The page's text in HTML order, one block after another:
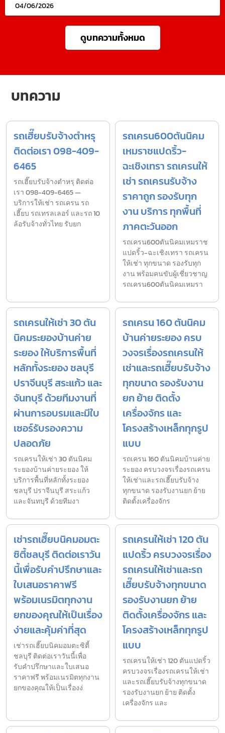
04/06/2026
ดูบทความทั้งหมด
บทความ
รถเฮี๊ยบรับจ้างตำหรุ
ติดต่อเรา 098-409-
6465
รถเฮี๊ยบรับจ้างตำหรุ ติดต่อ
เรา 098-409-6465 —
บริการให้เช่า รถเครน รถ
เฮี๊ยบ รถเทรลเลอร์ และรถ 10
ล้อรับจ้างทั่วไทย รับยก
รถเครน600ตันนิคม
เหมราชแปดริ้ว-
ฉะเชิงเทรา รถเครนให้
เช่า รถเครนรับจ้าง
ราคาถูก รองรับทุก
งาน บริการ ทุกพื้นที่
ภาคตะวันออก
รถเครน600ตันนิคมเหมราช
แปดริ้ว-ฉะเชิงเทรา รถเครน
ให้เช่า ทุกขนาด รองรับทุก
งาน พร้อมคนขับผู้เชี่ยวชาญ
รถเครน600ตันนิคมเหมรา
รถเครนให้เช่า 30 ตัน
นิคมระยองบ้านค่าย
ระยอง ให้บริการพื้นที่
หลักทั้งระยอง ชลบุรี
ปราจีนบุรี สระแก้ว และ
จันทบุรี ด้วยทีมงานที่
ผ่านการอบรมและมีใบ
เซอร์รับรองความ
ปลอดภัย
รถเครนให้เช่า 30 ตันนิคม
ระยองบ้านค่ายระยอง ให้
บริการพื้นที่หลักทั้งระยอง
ชลบุรี ปราจีนบุรี สระแก้ว
และจันทบุรี ด้วยทีมงา
รถเครน 160 ตันนิคม
บ้านค่ายระยอง ครบ
วงจรเรื่องรถเครนให้
เช่าและรถเฮี๊ยบรับจ้าง
ทุกขนาด รองรับงาน
ยก ย้าย ติดตั้ง
เครื่องจักร และ
โครงสร้างเหล็กทุกรูป
แบบ
รถเครน 160 ตันนิคมบ้านค่าย
ระยอง ครบวงจรเรื่องรถเครน
ให้เช่าและรถเฮี๊ยบรับจ้าง
ทุกขนาด รองรับงานยก ย้าย
ติดตั้งเครื่องจักร
เช่ารถเฮี๊ยบนิคมอมตะ
ซิตี้ชลบุรี ติดต่อเราวัน
นี้เพื่อรับคำปรึกษาและ
ใบเสนอราคาฟรี
พร้อมเนรมิตทุกงาน
ยกของคุณให้เป็นเรื่อง
ง่ายและคุ้มค่าที่สุด
เช่ารถเฮี๊ยบนิคมอมตะซิตี้
ชลบุรี ติดต่อเราวันนี้เพื่อ
รับคำปรึกษาและใบเสนอ
ราคาฟรี พร้อมเนรมิตทุกงาน
ยกของคุณให้เป็นเรื่องง่
รถเครนให้เช่า 120 ตัน
แปดริ้ว ครบวงจรเรื่อง
รถเครนให้เช่าและรถ
เฮี๊ยบรับจ้างทุกขนาด
รองรับงานยก ย้าย
ติดตั้งเครื่องจักร และ
โครงสร้างเหล็กทุกรูป
แบบ
รถเครนให้เช่า 120 ตันแปดริ้ว
ครบวงจรเรื่องรถเครนให้เช่า
และรถเฮี๊ยบรับจ้างทุกขนาด
รองรับงานยก ย้าย ติดตั้ง
เครื่องจักร และ